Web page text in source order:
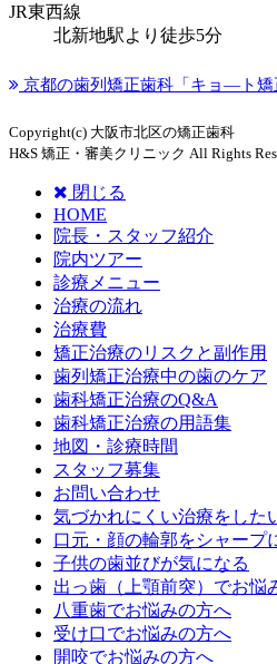
JR東西線
北新地駅より 徒歩5分
京都の歯列矯正歯科「キョ―ト矯
Copyright(c) 大阪市北区の矯正歯科
H&S 矯正・審美クリニック All Rights
閉じる
HOME
院長・スタッフ紹介
院内ツアー
診療メニュー
治療の流れ
治療費
矯正治療のリスクと副作用
歯列矯正治療中の歯のケア
歯科矯正治療のQ&A
歯科矯正治療の用語集
地図・診療時間
スタッフ募集
お問い合わせ
気づかれにくい治療をした
口元・顔の輪郭をシャープ
子供の歯並びが気になる
出っ歯（上顎前突）でお悩
八重歯でお悩みの方へ
受け口でお悩みの方へ
開咬でお悩みの方へ